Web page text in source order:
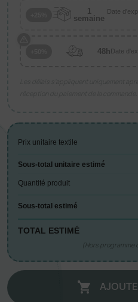
1
semaine
Date
48h Date
Prix unitaire textile
Sous-total unitaire estimé
Quantité produit
Sous-total estimé
TOTAL ESTIMÉ
(Hors
